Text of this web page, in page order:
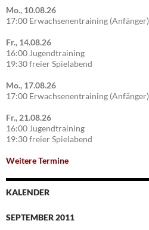
Mo., 10.08.26
17:00 Erwachsenentraining (Anfänger)
Fr., 14.08.26
16:00 Jugendtraining
19:30 freier Spielabend
Mo., 17.08.26
17:00 Erwachsenentraining (Anfänger)
Fr., 21.08.26
16:00 Jugendtraining
19:30 freier Spielabend
Weitere Termine
KALENDER
SEPTEMBER 2011